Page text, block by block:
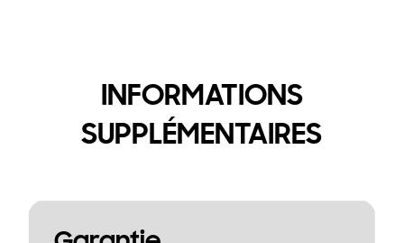
INFORMATIONS
SUPPLÉMENTAIRES